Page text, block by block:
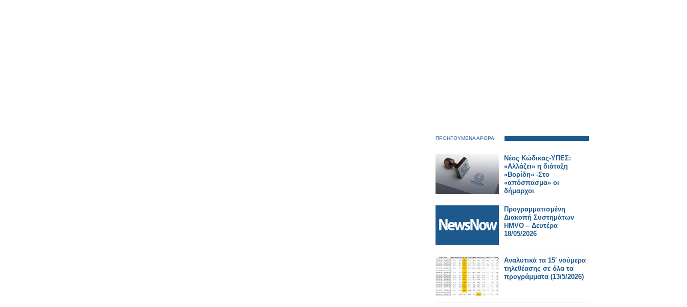
ΠΡΟΗΓΟΥΜΕΝΑ ΑΡΘΡΑ
Νέος Κώδικας-ΥΠΕΣ:
«Αλλάζει» η διάταξη
«Βορίδη» -Στο
«απόσπασμα» οι
δήμαρχοι
Προγραμματισμένη
Διακοπή Συστημάτων
HMVO – Δευτέρα
18/05/2026
Αναλυτικά τα 15' νούμερα
τηλεθέασης σε όλα τα
προγράμματα (13/5/2026)